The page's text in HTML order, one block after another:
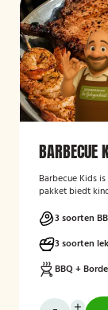
BARBECUE
Barbecue Kids
pakket biedt
BBQ-ervaring
3 soorten
3 soorten
BBQ +